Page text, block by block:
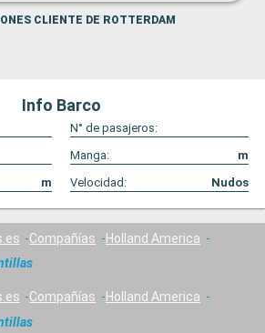
CLIENTE DE ROTTERDAM
Info Barco
N° de pasajeros:
Manga:
m
m Velocidad: Nudos
Compañías
Holland America
Compañías
Holland America